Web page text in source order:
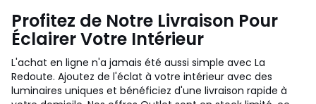
Profitez de Notre Livraison Pour
Éclairer Votre Intérieur
L'achat en ligne n'a jamais été aussi simple avec La
Redoute. Ajoutez de l'éclat à votre intérieur avec des
luminaires uniques et bénéficiez d'une livraison rapide à